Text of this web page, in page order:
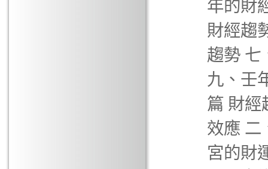
年的財
財經趨
趨勢 七
九、壬
篇 財經
效應 二
宮的財